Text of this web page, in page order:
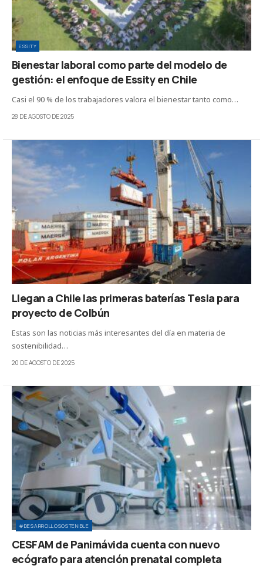
ESSITY
Bienestar laboral como parte del modelo de
gestión: el enfoque de Essity en Chile
Casi el 90 % de los trabajadores valora el bienestar tanto como…
28 DE AGOSTO DE 2025
Llegan a Chile las primeras baterías Tesla para
proyecto de Colbún
Estas son las noticias más interesantes del día en materia de
sostenibilidad…
20 DE AGOSTO DE 2025
#DESARROLLOSOSTENIBLE
CESFAM de Panimávida cuenta con nuevo
ecógrafo para atención prenatal completa